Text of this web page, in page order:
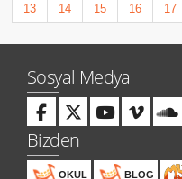
13 14 15 16 17
Sosyal Medya
Bizden
OKUL BLOG